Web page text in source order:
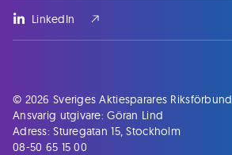
LinkedIn
© 2026 Sveriges Aktiesparares Riksförbund
Ansvarig utgivare: Göran Lind
Adress: Sturegatan 15, Stockholm
08-50 65 15 00